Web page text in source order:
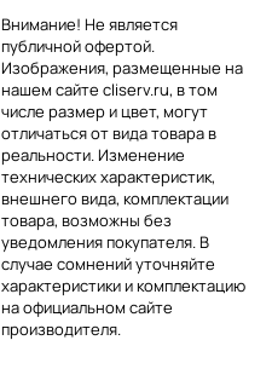
Внимание! Не является
публичной офертой.
Изображения, размещенные на
нашем сайте cliserv.ru, в том
числе размер и цвет, могут
отличаться от вида товара в
реальности. Изменение
технических характеристик,
внешнего вида, комплектации
товара, возможны без
уведомления покупателя. В
случае сомнений уточняйте
характеристики и комплектацию
на официальном сайте
производителя.